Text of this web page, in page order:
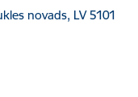
novads, LV 5101